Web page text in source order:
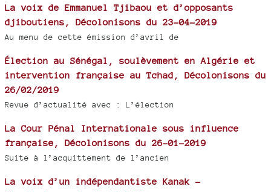
La voix de Emmanuel Tjibaou et d’opposants
djiboutiens, Décolonisons du 23-04-2019
Au menu de cette émission d’avril de
Élection au Sénégal, soulèvement en Algérie et
intervention française au Tchad, Décolonisons du
26/02/2019
Revue d’actualité avec : L’élection
La Cour Pénal Internationale sous influence
française, Décolonisons du 26-01-2019
Suite à l’acquittement de l’ancien
La voix d’un indépendantiste Kanak -